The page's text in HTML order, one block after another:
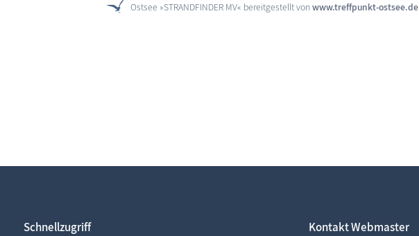
Ostsee »STRANDFINDER MV« bereitgestellt vonwww.treffpunkt-ostsee.de
Schnellzugriff
Kontakt Webmaster